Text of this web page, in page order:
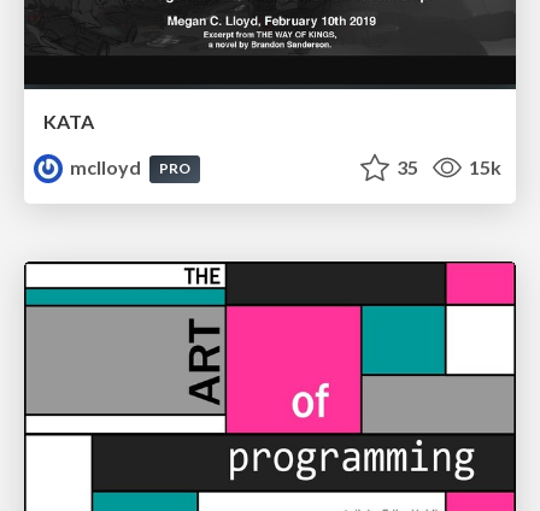
KATA
mclloyd
PRO 35 15k